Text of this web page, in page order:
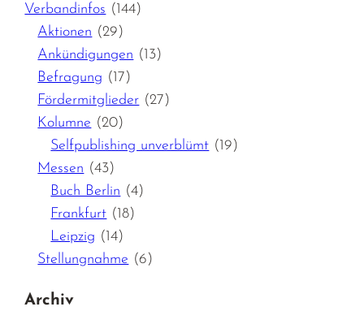
Verbandinfos (144)
Aktionen (29)
Ankündigungen (13)
Befragung (17)
Fördermitglieder (27)
Kolumne (20)
Selfpublishing unverblümt (19)
Messen (43)
Buch Berlin (4)
Frankfurt (18)
Leipzig (14)
Stellungnahme (6)
Archiv